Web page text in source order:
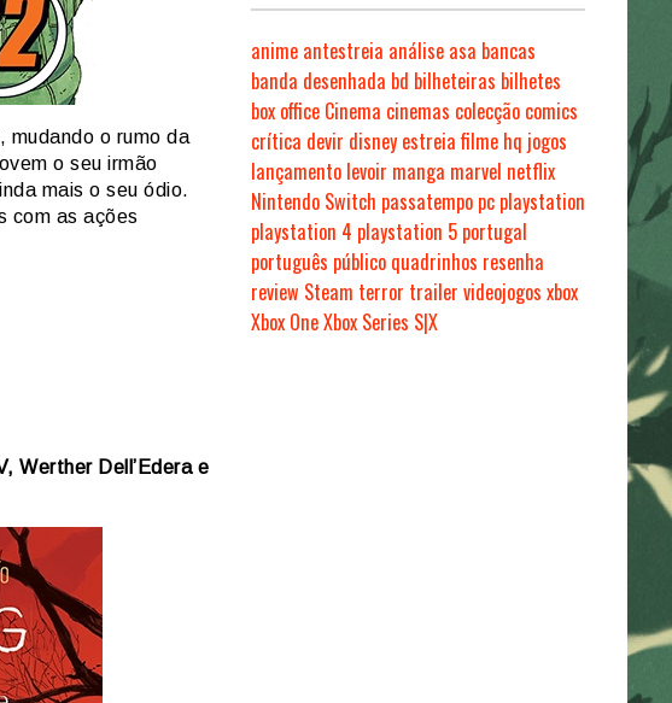
mudando o rumo da
o seu irmão
mais o seu ódio.
com as ações
Werther Dell’Edera e
anime antestreia análise asa bancas
banda desenhada bd bilheteiras bilhetes
box office Cinema cinemas colecção comics
crítica devir disney estreiafilme hq jogos
lançamento levoir manga marvel netflix
Nintendo Switch passatempo pc playstation
playstation 4 playstation 5 portugal
português público quadrinhos resenha
review Steam terror trailer videojogos xbox
Xbox OneXbox Series S|X